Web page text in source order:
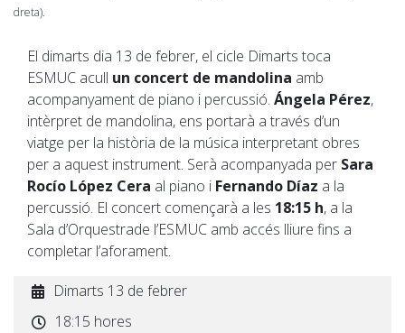
dreta).
El dimarts dia 13 de febrer, el cicle Dimarts toca
ESMUC acull un concert de mandolina amb
acompanyament de piano i percussió. Ángela Pérez,
intèrpret de mandolina, ens portarà a través d’un
viatge per la història de la música interpretant obres
per a aquest instrument. Serà acompanyada per Sara
Rocío López Cera al piano i Fernando Díaz a la
percussió. El concert començarà a les 18:15 h, a la
Sala d’Orquestrade l’ESMUC amb accés lliure fins a
completar l’aforament.
Dimarts 13 de febrer
18:15 hores